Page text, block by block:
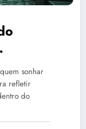
sonhar
refletir
do